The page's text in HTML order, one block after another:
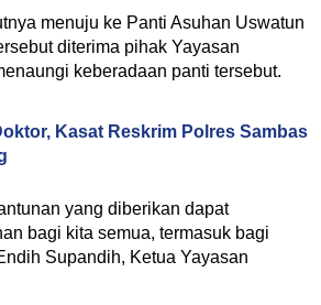
menuju ke Panti Asuhan Uswatun
diterima pihak Yayasan
keberadaan panti tersebut.
Kasat Reskrim Polres Sambas
yang diberikan dapat
bagi kita semua, termasuk bagi
Supandih, Ketua Yayasan